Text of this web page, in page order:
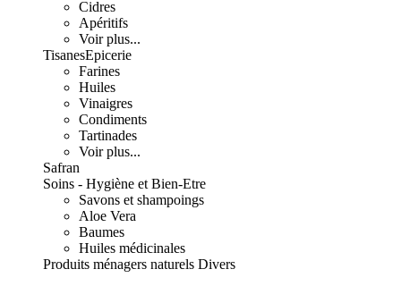
Cidres
Apéritifs
Voir plus...
TisanesEpicerie
Farines
Huiles
Vinaigres
Condiments
Tartinades
Voir plus...
Safran
Soins - Hygiène et Bien-Etre
Savons et shampoings
Aloe Vera
Baumes
Huiles médicinales
Produits ménagers naturels Divers